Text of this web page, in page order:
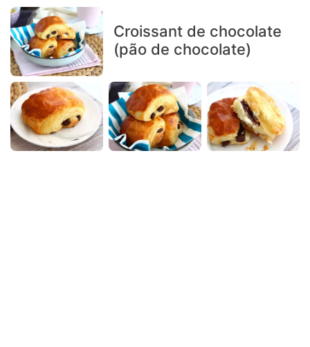
Croissant de chocolate
(pão de chocolate)